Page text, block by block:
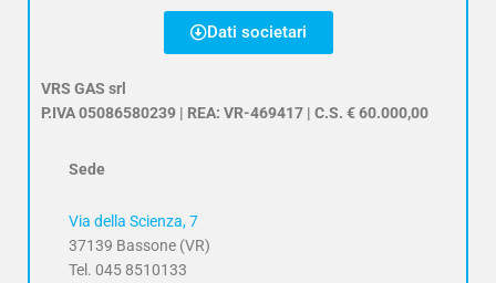
Dati societari
VRS GAS srl
P.IVA 05086580239 | REA: VR-469417 | C.S. € 60.000,00
Sede
Via della Scienza, 7
37139 Bassone (VR)
Tel. 045 8510133